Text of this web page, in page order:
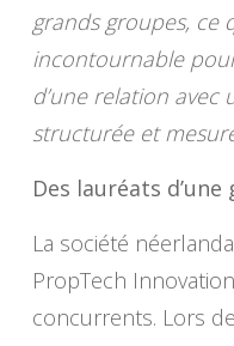
grands groupes,
incontournable
d’une relation
structurée et
Des lauréats
La société
PropTech
concurrents. Lors